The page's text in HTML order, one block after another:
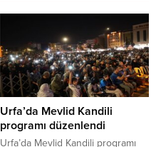
Urfa’da Mevlid Kandili
programı düzenlendi
Urfa’da Mevlid Kandili programı